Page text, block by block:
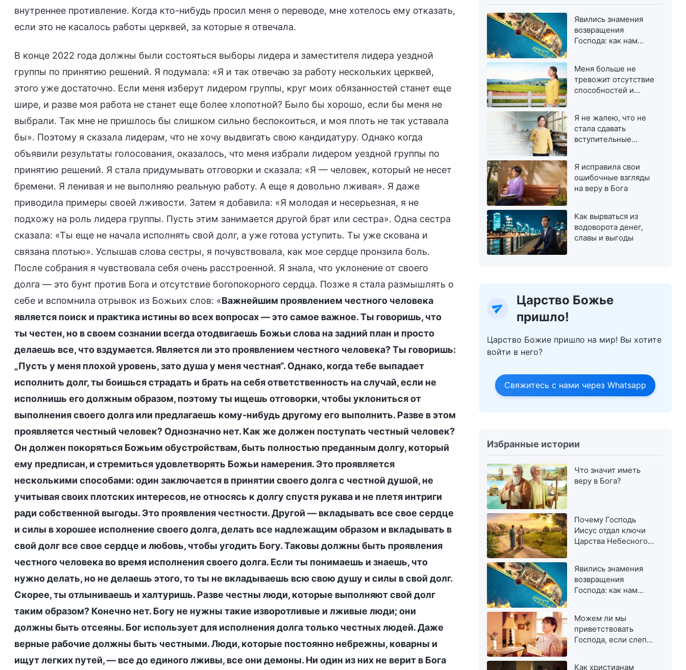
внутреннее противление. Когда кто-нибудь просил меня о переводе, мне хотелось ему отказать,
если это не касалось работы церквей, за которые я отвечала.
В конце 2022 года должны были состояться выборы лидера и заместителя лидера уездной
группы по принятию решений. Я подумала: «Я и так отвечаю за работу нескольких церквей,
этого уже достаточно. Если меня изберут лидером группы, круг моих обязанностей станет еще
шире, и разве моя работа не станет еще более хлопотной? Было бы хорошо, если бы меня не
выбрали. Так мне не пришлось бы слишком сильно беспокоиться, и моя плоть не так уставала
бы». Поэтому я сказала лидерам, что не хочу выдвигать свою кандидатуру. Однако когда
объявили результаты голосования, оказалось, что меня избрали лидером уездной группы по
принятию решений. Я стала придумывать отговорки и сказала: «Я — человек, который не несет
бремени. Я ленивая и не выполняю реальную работу. А еще я довольно лживая». Я даже
приводила примеры своей лживости. Затем я добавила: «Я молодая и несерьезная, я не
подхожу на роль лидера группы. Пусть этим занимается другой брат или сестра». Одна сестра
сказала: «Ты еще не начала исполнять свой долг, а уже готова уступить. Ты уже скована и
связана плотью». Услышав слова сестры, я почувствовала, как мое сердце пронзила боль.
После собрания я чувствовала себя очень расстроенной. Я знала, что уклонение от своего
долга — это бунт против Бога и отсутствие богопокорного сердца. Позже я стала размышлять о
себе и вспомнила отрывок из Божьих слов: «Важнейшим проявлением честного человека
является поиск и практика истины во всех вопросах — это самое важное. Ты говоришь, что
ты честен, но в своем сознании всегда отодвигаешь Божьи слова на задний план и просто
делаешь все, что вздумается. Является ли это проявлением честного человека? Ты говоришь:
„Пусть у меня плохой уровень, зато душа у меня честная“. Однако, когда тебе выпадает
исполнить долг, ты боишься страдать и брать на себя ответственность на случай, если не
исполнишь его должным образом, поэтому ты ищешь отговорки, чтобы уклониться от
выполнения своего долга или предлагаешь кому-нибудь другому его выполнить. Разве в этом
проявляется честный человек? Однозначно нет. Как же должен поступать честный человек?
Он должен покоряться Божьим обустройствам, быть полностью преданным долгу, который
ему предписан, и стремиться удовлетворять Божьи намерения. Это проявляется
несколькими способами: один заключается в принятии своего долга с честной душой, не
учитывая своих плотских интересов, не относясь к долгу спустя рукава и не плетя интриги
ради собственной выгоды. Это проявления честности. Другой — вкладывать все свое сердце
и силы в хорошее исполнение своего долга, делать все надлежащим образом и вкладывать в
свой долг все свое сердце и любовь, чтобы угодить Богу. Таковы должны быть проявления
честного человека во время исполнения своего долга. Если ты понимаешь и знаешь, что
нужно делать, но не делаешь этого, то ты не вкладываешь всю свою душу и силы в свой долг.
Скорее, ты отлыниваешь и халтуришь. Разве честны люди, которые выполняют свой долг
таким образом? Конечно нет. Богу не нужны такие изворотливые и лживые люди; они
должны быть отсеяны. Бог использует для исполнения долга только честных людей. Даже
верные рабочие должны быть честными. Люди, которые постоянно небрежны, коварны и
ищут легких путей, — все до единого лживы, все они демоны. Ни один из них не верит в Бога
Явились знамения
возвращения
Господа: как нам
Меня больше не
тревожит отсутствие
способностей и
Я не жалею, что не
стала сдавать
вступительные
Я исправила свои
ошибочные взгляды
на веру в Бога
Как вырваться из
водоворота денег,
славы и выгоды
Царство Божье
пришло!
Царство Божие пришло на мир! Вы хотите
войти в него?
Свяжитесь с нами через Whatsapp
Избранные истории
Что значит иметь
веру в Бога?
Почему Господь
Иисус отдал ключи
Царства Небесного
Явились знамения
возвращения
Господа: как нам
Можем ли мы
приветствовать
Господа, если слепо
Как христианам